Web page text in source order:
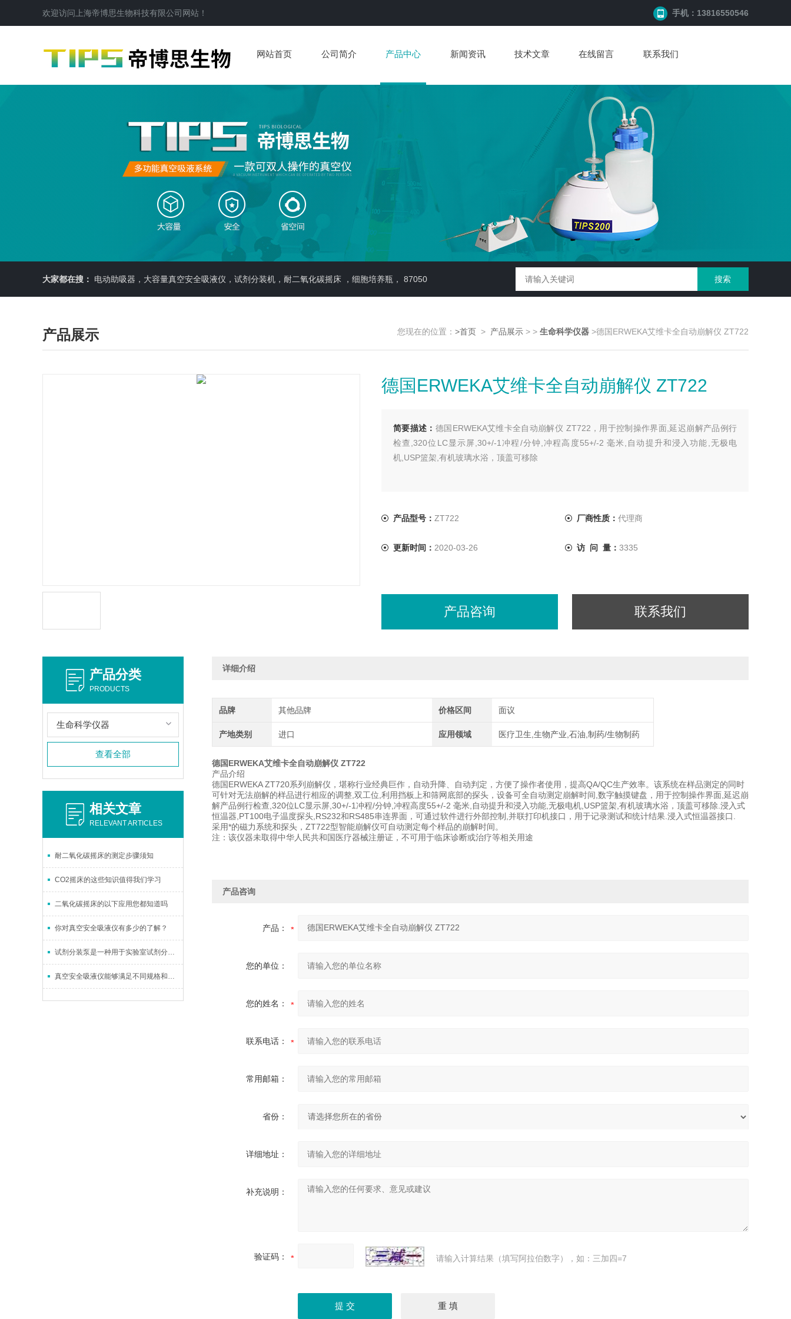
欢迎访问 上海帝博思生物科技有限公司 网站！ 手机：13816550546
网站首页 公司简介 产品中心 新闻资讯 技术文章 在线留言 联系我们
大家都在搜： 电动助吸器，大容量真空安全吸液仪，试剂分装机，耐二氧化碳摇床 ，细胞培养瓶， 87050
产品展示 您现在的位置： >首页 > 产品展示 > > 生命科学仪器 >德国ERWEKA艾维卡全自动崩解仪 ZT722
德国ERWEKA艾维卡全自动崩解仪 ZT722
简要描述： 德国ERWEKA艾维卡全自动崩解仪 ZT722，用于控制操作界面,延迟崩解产品例行
检查,320位LC显示屏,30+/-1冲程/分钟,冲程高度55+/-2 毫米,自动提升和浸入功能,无极电
机,USP篮架,有机玻璃水浴，顶盖可移除
产品型号： ZT722 厂商性质： 代理商
更新时间： 2020-03-26 访 问 量： 3335
产品咨询 联系我们
产品分类
PRODUCTS
生命科学仪器
查看全部
相关文章
RELEVANT ARTICLES
耐二氧化碳摇床的测定步骤须知
CO2摇床的这些知识值得我们学习
二氧化碳摇床的以下应用您都知道吗
你对真空安全吸液仪有多少的了解？
试剂分装泵是一种用于实验室试剂分装的工具
真空安全吸液仪能够满足不同规格和不同容器的吸液需求
详细介绍
品牌 其他品牌 价格区间 面议
产地类别 进口 应用领域 医疗卫生,生物产业,石油,制药/生物制药
德国ERWEKA艾维卡全自动崩解仪 ZT722
产品介绍
德国ERWEKA ZT720系列崩解仪，堪称行业经典巨作，自动升降、自动判定，方便了操作者使用，提高QA/QC生产效率。该系统在样品测定的同时
可针对无法崩解的样品进行相应的调整,双工位,利用挡板上和筛网底部的探头，设备可全自动测定崩解时间,数字触摸键盘，用于控制操作界面,延迟崩
解产品例行检查,320位LC显示屏,30+/-1冲程/分钟,冲程高度55+/-2 毫米,自动提升和浸入功能,无极电机,USP篮架,有机玻璃水浴，顶盖可移除.浸入式
恒温器,PT100电子温度探头,RS232和RS485串连界面，可通过软件进行外部控制,并联打印机接口，用于记录测试和统计结果.浸入式恒温器接口.
采用*的磁力系统和探头，ZT722型智能崩解仪可自动测定每个样品的崩解时间。
注：该仪器未取得中华人民共和国医疗器械注册证，不可用于临床诊断或治疗等相关用途
产品咨询
产品：
您的单位：
您的姓名：
联系电话：
常用邮箱：
省份：
详细地址：
补充说明：
验证码： 请输入计算结果（填写阿拉伯数字），如：三加四=7